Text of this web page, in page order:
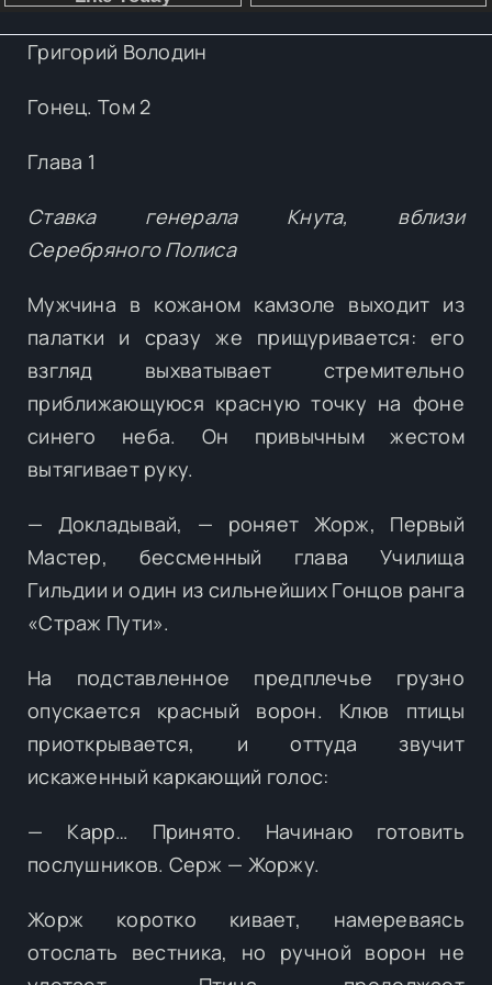
Григорий Володин
Гонец. Том 2
Глава 1
Ставка генерала Кнута, вблизи
Серебряного Полиса
Мужчина в кожаном камзоле выходит из
палатки и сразу же прищуривается: его
взгляд выхватывает стремительно
приближающуюся красную точку на фоне
синего неба. Он привычным жестом
вытягивает руку.
— Докладывай, — роняет Жорж, Первый
Мастер, бессменный глава Училища
Гильдии и один из сильнейших Гонцов ранга
«Страж Пути».
На подставленное предплечье грузно
опускается красный ворон. Клюв птицы
приоткрывается, и оттуда звучит
искаженный каркающий голос:
— Карр… Принято. Начинаю готовить
послушников. Серж — Жоржу.
Жорж коротко кивает, намереваясь
отослать вестника, но ручной ворон не